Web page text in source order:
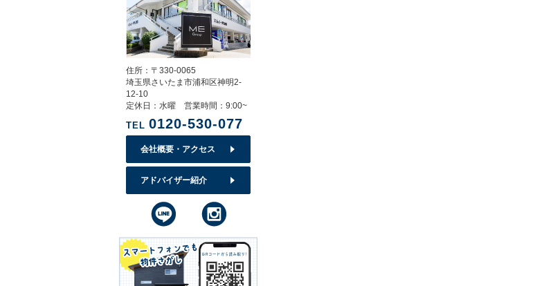
住所：〒330-0065
埼玉県さいたま市浦和区神明2-
12-10
定休日：水曜 営業時間：9:00~
TEL 0120-530-077
会社概要・アクセス
アドバイザー紹介